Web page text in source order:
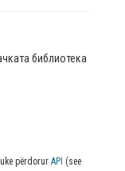
библиотека
përdorur API (see